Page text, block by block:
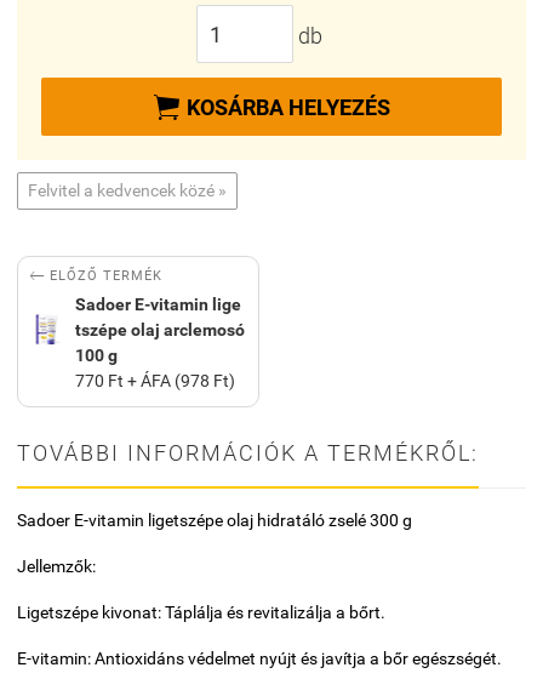
db
 KOSÁRBA HELYEZÉS
Felvitel a kedvencek közé »
 ELŐZŐ TERMÉK
Sadoer E-vitamin lige
tszépe olaj arclemosó
100 g
770 Ft + ÁFA (978 Ft)
TOVÁBBI INFORMÁCIÓK A TERMÉKRŐL:
Sadoer E-vitamin ligetszépe olaj hidratáló zselé 300 g
Jellemzők:
Ligetszépe kivonat: Táplálja és revitalizálja a bőrt.
E-vitamin: Antioxidáns védelmet nyújt és javítja a bőr egészségét.